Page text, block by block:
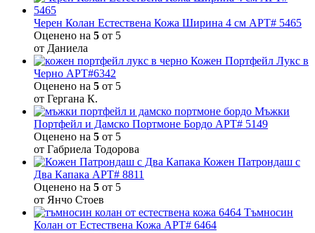
Черен Колан Естествена Кожа Ширина 4 см АРТ# 5465
Оценено на 5 от 5
от Даниела
Кожен Портфейл Лукс в
Черно АРТ#6342
Оценено на 5 от 5
от Гергана К.
Мъжки
Портфейл и Дамско Портмоне Бордо АРТ# 5149
Оценено на 5 от 5
от Габриела Тодорова
Кожен Патрондаш с
Два Капака АРТ# 8811
Оценено на 5 от 5
от Янчо Стоев
Тъмносин
Колан от Естествена Кожа АРТ# 6464